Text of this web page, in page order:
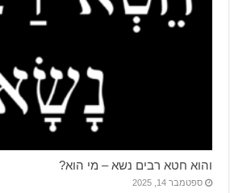
והוא חטא רבים נשא – מי הוא?
ספטמבר 14, 2025